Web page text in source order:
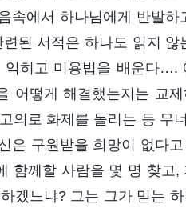
속에서 하나님에게 반발하
된 서적은 하나도 읽지 않
히고 미용법을 배운다….
어떻게 해결했는지는 교
의로 화제를 돌리는 등 무
구원받을 희망이 없다고
함께할 사람을 몇 명 찾고,
겠느냐? 그는 그가 믿는